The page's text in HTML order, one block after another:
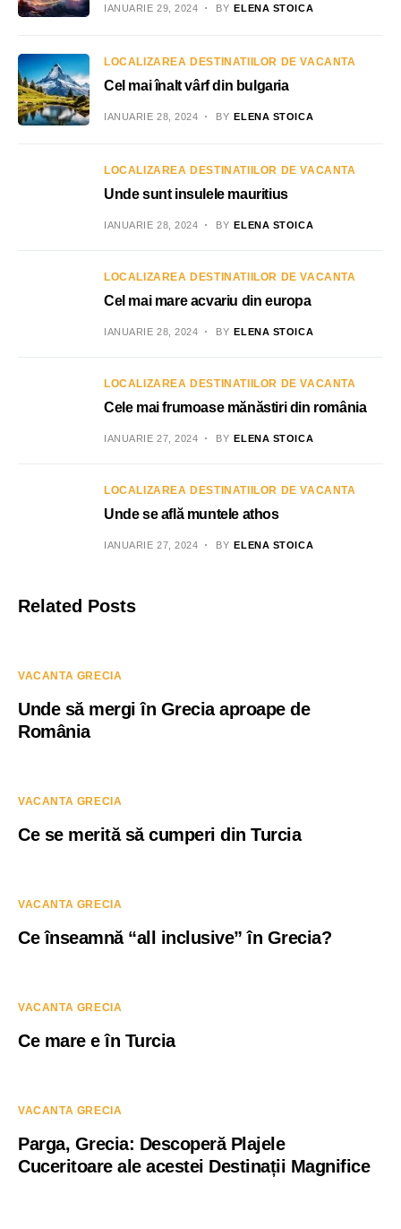
IANUARIE 29, 2024 BY ELENA STOICA
LOCALIZAREA DESTINATIILOR DE VACANTA
Cel mai înalt vârf din bulgaria
IANUARIE 28, 2024 BY ELENA STOICA
LOCALIZAREA DESTINATIILOR DE VACANTA
Unde sunt insulele mauritius
IANUARIE 28, 2024 BY ELENA STOICA
LOCALIZAREA DESTINATIILOR DE VACANTA
Cel mai mare acvariu din europa
IANUARIE 28, 2024 BY ELENA STOICA
LOCALIZAREA DESTINATIILOR DE VACANTA
Cele mai frumoase mănăstiri din românia
IANUARIE 27, 2024 BY ELENA STOICA
LOCALIZAREA DESTINATIILOR DE VACANTA
Unde se află muntele athos
IANUARIE 27, 2024 BY ELENA STOICA
Related Posts
VACANTA GRECIA
Unde să mergi în Grecia aproape de
România
VACANTA GRECIA
Ce se merită să cumperi din Turcia
VACANTA GRECIA
Ce înseamnă “all inclusive” în Grecia?
VACANTA GRECIA
Ce mare e în Turcia
VACANTA GRECIA
Parga, Grecia: Descoperă Plajele
Cuceritoare ale acestei Destinații Magnifice